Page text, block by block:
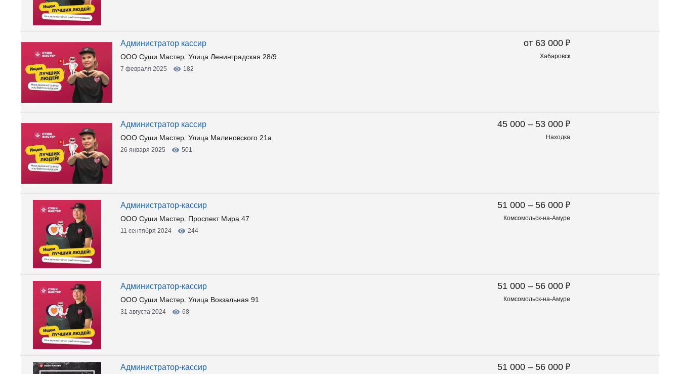
от 63 000 ₽
Хабаровск
Администратор кассир
ООО Суши Мастер. Улица Ленинградская 28/9
7 февраля 2025 182
45 000 – 53 000 ₽
Находка
Администратор кассир
ООО Суши Мастер. Улица Малиновского 21а
26 января 2025 501
51 000 – 56 000 ₽
Комсомольск-на-Амуре
Администратор-кассир
ООО Суши Мастер. Проспект Мира 47
11 сентября 2024 244
51 000 – 56 000 ₽
Комсомольск-на-Амуре
Администратор-кассир
ООО Суши Мастер. Улица Вокзальная 91
31 августа 2024 68
51 000 – 56 000 ₽
Администратор-кассир